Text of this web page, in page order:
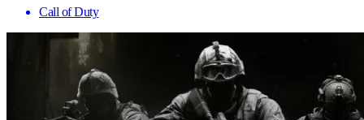
Call of Duty